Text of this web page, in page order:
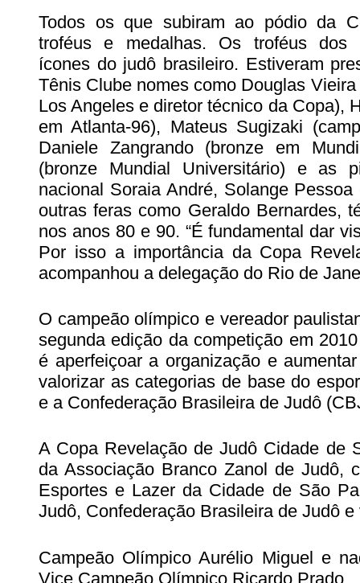
Todos os que subiram ao pódio da
troféus e medalhas. Os troféus dos
ícones do judô brasileiro. Estiveram
Tênis Clube nomes como Douglas
Los Angeles e diretor técnico da Copa),
em Atlanta-96), Mateus Sugizaki
Daniele Zangrando (bronze em
(bronze Mundial Universitário) e as
nacional Soraia André, Solange
outras feras como Geraldo Bernardes,
nos anos 80 e 90. “É fundamental dar
Por isso a importância da Copa
acompanhou a delegação do Rio de
O campeão olímpico e vereador
segunda edição da competição em
é aperfeiçoar a organização e
valorizar as categorias de base do
e a Confederação Brasileira de Judô
A Copa Revelação de Judô Cidade de
da Associação Branco Zanol de Judô,
Esportes e Lazer da Cidade de São
Judô, Confederação Brasileira de Judô
Campeão Olímpico Aurélio Miguel e
Vice Campeão Olímpico Ricardo Prado